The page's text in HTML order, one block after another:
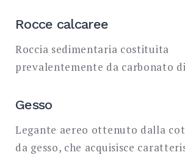
Rocce calcaree
Roccia sedimentaria costituita
prevalentemente da carbonato
Gesso
Legante aereo ottenuto dalla
da gesso, che acquisisce